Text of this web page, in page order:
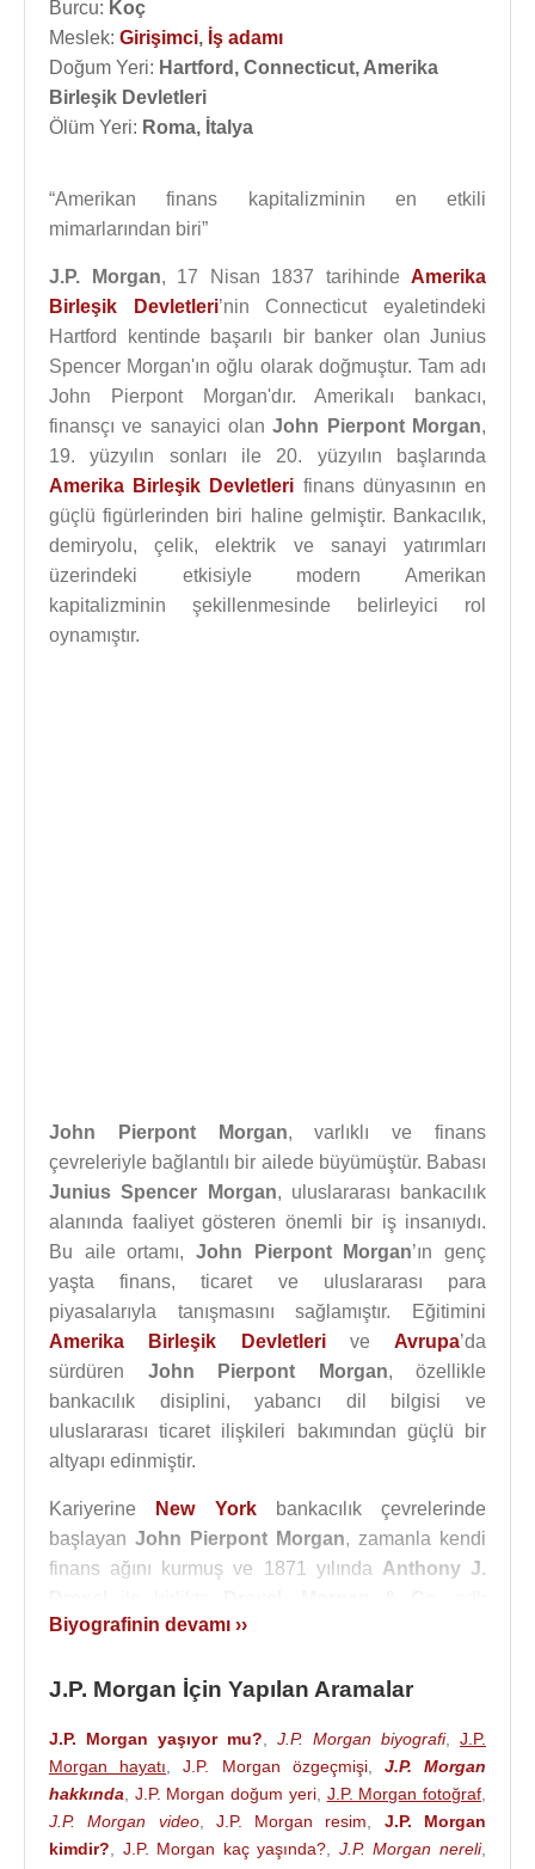
Burcu: Koç
Meslek: Girişimci, İş adamı
Doğum Yeri: Hartford, Connecticut, Amerika
Birleşik Devletleri
Ölüm Yeri: Roma, İtalya
“Amerikan finans kapitalizminin en etkili
mimarlarından biri”
J.P. Morgan, 17 Nisan 1837 tarihinde Amerika
Birleşik Devletleri’nin Connecticut eyaletindeki
Hartford kentinde başarılı bir banker olan Junius
Spencer Morgan'ın oğlu olarak doğmuştur. Tam adı
John Pierpont Morgan'dır. Amerikalı bankacı,
finansçı ve sanayici olanJohn Pierpont Morgan,
19. yüzyılın sonları ile 20. yüzyılın başlarında
Amerika Birleşik Devletleri finans dünyasının en
güçlü figürlerinden biri haline gelmiştir. Bankacılık,
demiryolu, çelik, elektrik ve sanayi yatırımları
üzerindeki etkisiyle modern Amerikan
kapitalizminin şekillenmesinde belirleyici rol
oynamıştır.
John Pierpont Morgan, varlıklı ve finans
çevreleriyle bağlantılı bir ailede büyümüştür. Babası
Junius Spencer Morgan, uluslararası bankacılık
alanında faaliyet gösteren önemli bir iş insanıydı.
Bu aile ortamı, John Pierpont Morgan’ın genç
yaşta finans, ticaret ve uluslararası para
piyasalarıyla tanışmasını sağlamıştır. Eğitimini
Amerika Birleşik Devletlerive Avrupa’da
sürdüren John Pierpont Morgan, özellikle
bankacılık disiplini, yabancı dil bilgisi ve
uluslararası ticaret ilişkileri bakımından güçlü bir
altyapı edinmiştir.
Kariyerine New Yorkbankacılık çevrelerinde
başlayan John Pierpont Morgan, zamanla kendi
finans ağını kurmuş ve 1871 yılında Anthony J.
bankacılık şirketini oluşturmuştur. Bu kuruluş daha
finans imparatorluğunun temelini meydana
şirketJ.P. Morgan & Co. adıyla anılmaya başlamış
veWall Street
’in en etkili bankalarından biri haline
John Pierpont Morgan, özellikle kriz
Biyografinin devamı ››
J.P. Morgan İçin Yapılan Aramalar
J.P. Morgan yaşıyor mu? J.P. Morgan biyografi, J.P.
Morgan hayatı ,J.P. Morgan özgeçmişi, J.P. Morgan
hakkında
J.P. Morgan doğum yeri, J.P. Morgan fotoğraf
J.P. Morgan video, J.P. Morgan resim
J.P. Morgan
kimdir?
J.P. Morgan kaç yaşında? J.P. Morgan nereli,